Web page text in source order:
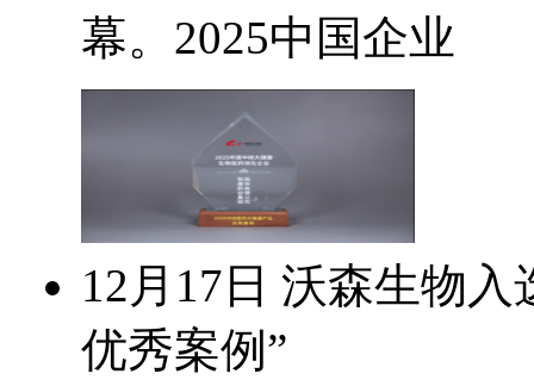
幕。2025中国企业
12月17日 沃森生物入
优秀案例”